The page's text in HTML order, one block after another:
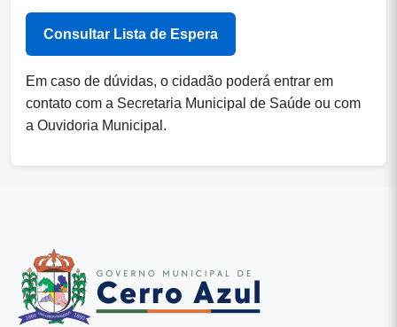
Consultar Lista de Espera
Em caso de dúvidas, o cidadão poderá entrar em
contato com a Secretaria Municipal de Saúde ou com
a Ouvidoria Municipal.